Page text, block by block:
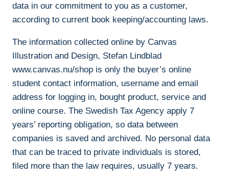
data in our commitment to you as a customer,
according to current book keeping/accounting laws.
The information collected online by Canvas
Illustration and Design, Stefan Lindblad
www.canvas.nu/shop is only the buyer’s online
student contact information, username and email
address for logging in, bought product, service and
online course. The Swedish Tax Agency apply 7
years’ reporting obligation, so data between
companies is saved and archived. No personal data
that can be traced to private individuals is stored,
filed more than the law requires, usually 7 years.